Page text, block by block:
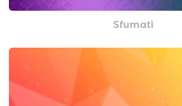
Sfumati